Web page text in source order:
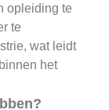
opleiding te
te
wat leidt
het